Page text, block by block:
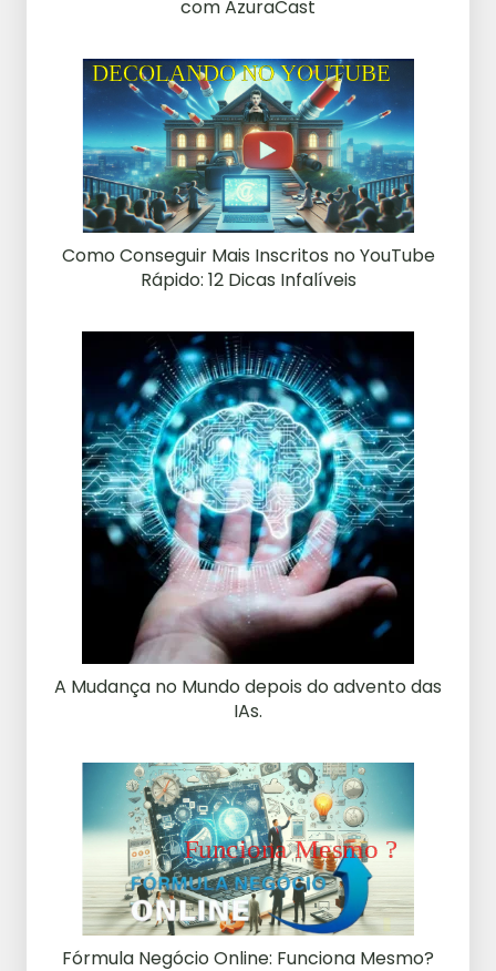
com AzuraCast
Como Conseguir Mais Inscritos no YouTube
Rápido: 12 Dicas Infalíveis
A Mudança no Mundo depois do advento das
IAs.
Fórmula Negócio Online: Funciona Mesmo?